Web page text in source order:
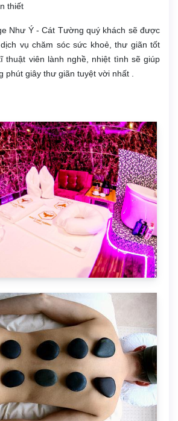
thiết
Như Ý - Cát Tường quý khách sẽ được
vụ chăm sóc sức khoẻ, thư giãn tốt
thuật viên lành nghề, nhiệt tình sẽ giúp
phút giây thư giãn tuyệt vời nhất .